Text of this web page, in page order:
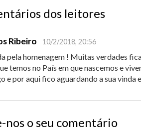
dos leitores
Ribeiro 10/2/2018, 20:56
pela homenagem ! Muitas verdades
temos no País em que nascemos e
e por aqui fico aguardando a sua vinda
nos o seu comentário